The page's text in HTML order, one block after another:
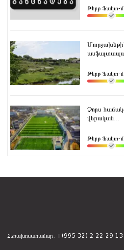
Թերթ Ֆակտ-
Թերթ Ֆակտ-
Չորս
վերական...
Թերթ Ֆակտ-
Հեռախոսահամար: +(995 32) 2 22 29 13